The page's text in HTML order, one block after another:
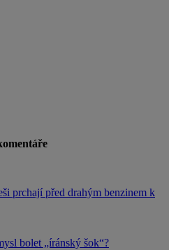
prchají před drahým benzinem k
bolet „íránský šok“?